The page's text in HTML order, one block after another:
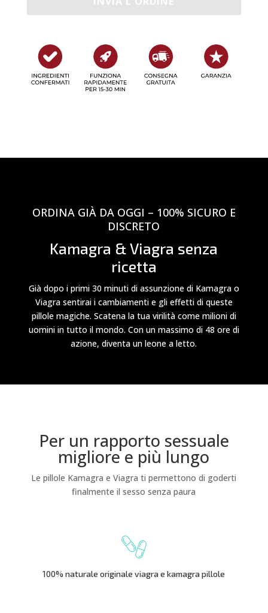
ORDINA GIÀ DA OGGI – 100% SICURO E
DISCRETO
Kamagra & Viagra senza
ricetta
Già dopo i primi 30 minuti di assunzione di Kamagra o
Viagra sentirai i cambiamenti e gli effetti di queste
pillole magiche. Scatena la tua virilità come milioni di
uomini in tutto il mondo. Con un massimo di 48 ore di
azione, diventa un leone a letto.
Per un rapporto sessuale
migliore e più lungo
Le pillole Kamagra e Viagra ti permettono di goderti
finalmente il sesso senza paura
100% naturale originale viagra e kamagra pillole